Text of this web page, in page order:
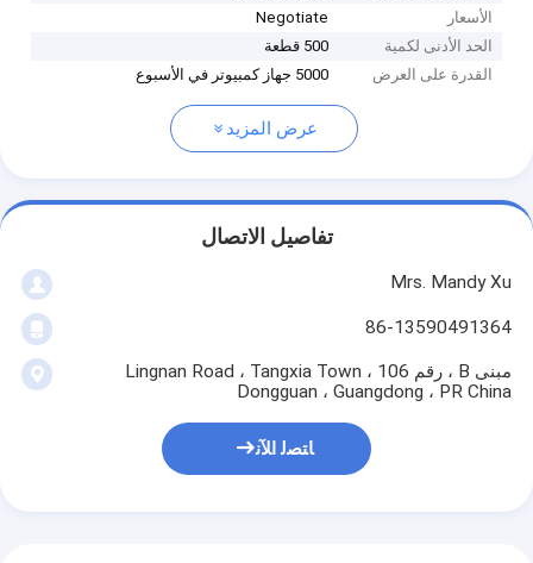
الأسعار
Negotiate
الحد الأدنى لكمية
500 قطعة
القدرة على العرض
5000 جهاز كمبيوتر في الأسبوع
عرض المزيد
تفاصيل الاتصال
Mrs. Mandy Xu
86-13590491364
مبنى B ، رقم 106 Lingnan Road ، Tangxia Town ،
Dongguan ، Guangdong ، PR China
ﺎﺘﺼﻟ ﺍﻶﻧ